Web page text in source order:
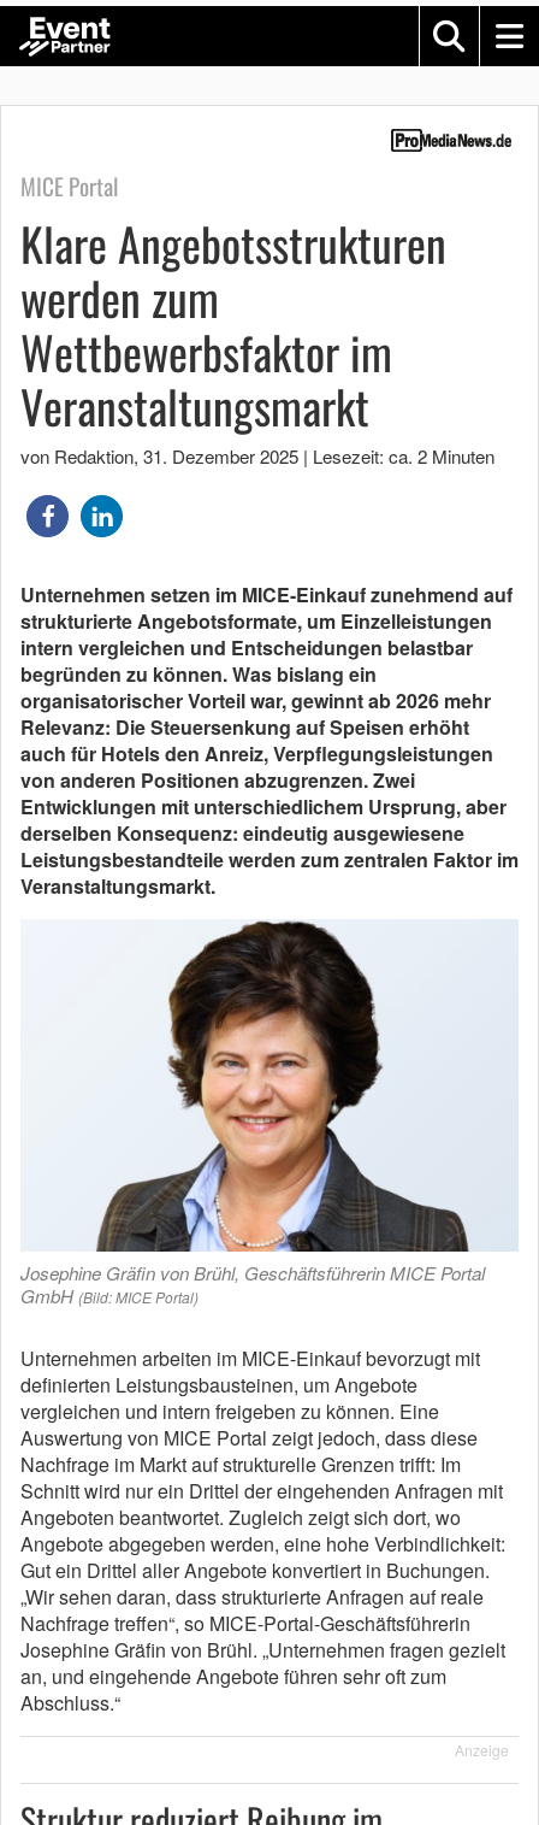
MICE Portal
Klare Angebotsstrukturen
werden zum
Wettbewerbsfaktor im
Veranstaltungsmarkt
von Redaktion, 31. Dezember 2025 | Lesezeit: ca. 2 Minuten
Unternehmen setzen im MICE-Einkauf zunehmend auf
strukturierte Angebotsformate, um Einzelleistungen
intern vergleichen und Entscheidungen belastbar
begründen zu können. Was bislang ein
organisatorischer Vorteil war, gewinnt ab 2026 mehr
Relevanz: Die Steuersenkung auf Speisen erhöht
auch für Hotels den Anreiz, Verpflegungsleistungen
von anderen Positionen abzugrenzen. Zwei
Entwicklungen mit unterschiedlichem Ursprung, aber
derselben Konsequenz: eindeutig ausgewiesene
Leistungsbestandteile werden zum zentralen Faktor im
Veranstaltungsmarkt.
Josephine Gräfin von Brühl, Geschäftsführerin MICE Portal
GmbH (Bild: MICE Portal)
Unternehmen arbeiten im MICE-Einkauf bevorzugt mit
definierten Leistungsbausteinen, um Angebote
vergleichen und intern freigeben zu können. Eine
Auswertung von MICE Portal zeigt jedoch, dass diese
Nachfrage im Markt auf strukturelle Grenzen trifft: Im
Schnitt wird nur ein Drittel der eingehenden Anfragen mit
Angeboten beantwortet. Zugleich zeigt sich dort, wo
Angebote abgegeben werden, eine hohe Verbindlichkeit:
Gut ein Drittel aller Angebote konvertiert in Buchungen.
„Wir sehen daran, dass strukturierte Anfragen auf reale
Nachfrage treffen“, so MICE-Portal-Geschäftsführerin
Josephine Gräfin von Brühl. „Unternehmen fragen gezielt
an, und eingehende Angebote führen sehr oft zum
Abschluss.“
Anzeige